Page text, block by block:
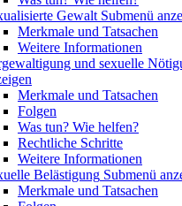
Gewalt Submenü
Merkmale und Tatsachen
Weitere Informationen
und sexuelle
Merkmale und Tatsachen
Folgen
Was tun? Wie helfen?
Rechtliche Schritte
Weitere Informationen
Belästigung Submenü
Merkmale und Tatsachen